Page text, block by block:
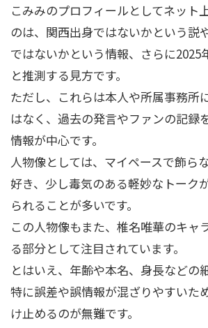
こみみのプロフィールとしてネット
のは、関西出身ではないかという説
ではないかという情報、さらに2025
と推測する見方です。
ただし、これらは本人や所属事務所
はなく、過去の発言やファンの記録
情報が中心です。
人物像としては、マイペースで飾ら
好き、少し毒気のある軽妙なトーク
られることが多いです。
この人物像もまた、椎名唯華のキャ
る部分として注目されています。
とはいえ、年齢や本名、身長などの
特に誤差や誤情報が混ざりやすいた
け止めるのが無難です。